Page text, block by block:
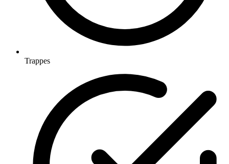
Trappes